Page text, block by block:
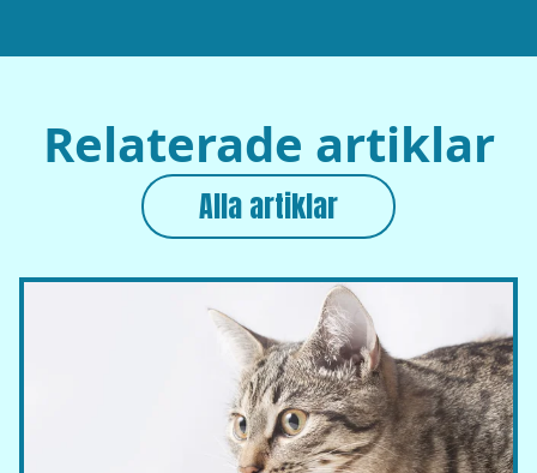
Relaterade artiklar
Alla artiklar